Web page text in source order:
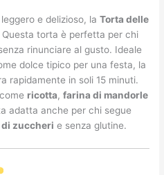
e delizioso, laTorta delle
torta è perfetta per chi
rinunciare al gusto. Ideale
dolce tipico per una festa, la
rapidamente in soli 15 minuti.
ricotta,farina di mandorle
adatta anche per chi segue
di zuccheri e senza glutine.